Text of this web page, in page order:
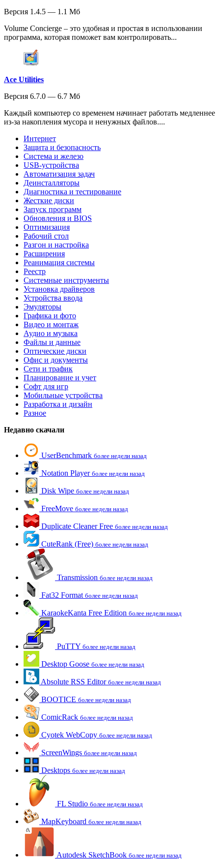
Версия 1.4.5 — 1.1 Мб
Volume Concierge – это удобная и простая в использовании
программа, которая поможет вам контролировать...
Ace Utilities
Версия 6.7.0 — 6.7 Мб
Каждый компьютер со временем начинает работать медленнее
из-за накопления мусора и ненужных файлов....
Интернет
Защита и безопасность
Система и железо
USB-устройства
Автоматизация задач
Деинсталляторы
Диагностика и тестирование
Жесткие диски
Запуск программ
Обновления и BIOS
Оптимизация
Рабочий стол
Разгон и настройка
Расширения
Реанимация системы
Реестр
Системные инструменты
Установка драйверов
Устройства ввода
Эмуляторы
Графика и фото
Видео и монтаж
Аудио и музыка
Файлы и данные
Оптические диски
Офис и документы
Сети и трафик
Планирование и учет
Софт для игр
Мобильные устройства
Разработка и дизайн
Разное
Недавно скачали
UserBenchmark более недели назад
Notation Player более недели назад
Disk Wipe более недели назад
FreeMove более недели назад
Duplicate Cleaner Free более недели назад
CuteRank (Free) более недели назад
Transmission более недели назад
Fat32 Format более недели назад
KaraokeKanta Free Edition более недели назад
PuTTY более недели назад
Desktop Goose более недели назад
Absolute RSS Editor более недели назад
BOOTICE более недели назад
ComicRack более недели назад
Cyotek WebCopy более недели назад
ScreenWings более недели назад
Desktops более недели назад
FL Studio более недели назад
MapKeyboard более недели назад
Autodesk SketchBook более недели назад